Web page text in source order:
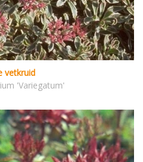
vetkruid
'Variegatum'